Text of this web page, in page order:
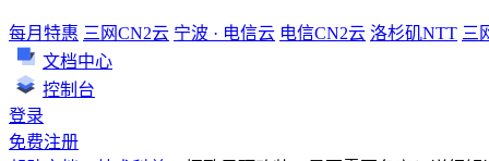
每月特惠 三网CN2云 宁波 · 电信云 电信CN2云 洛杉矶NTT 三
文档中心
控制台
登录
免费注册